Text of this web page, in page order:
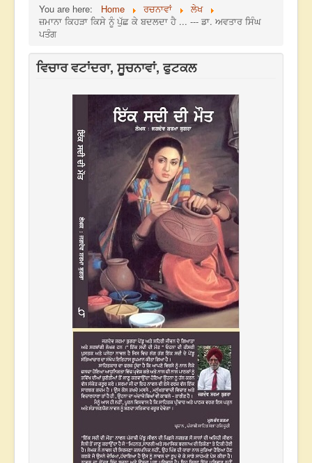
You are here: Home ਰਚਨਾਵਾਂ
ਲੇਖ
ਜ਼ਮਾਨਾ ਕਿਹੜਾ ਕਿਸੇ ਨੂੰ ਪੁੱਛ ਕੇ ਬਦਲਦਾ ਹੈ ... --- ਡਾ. ਅਵਤਾਰ ਸਿੰਘ
ਪਤੰਗ
ਵਿਚਾਰ ਵਟਾਂਦਰਾ, ਸੂਚਨਾਵਾਂ, ਫੁਟਕਲ